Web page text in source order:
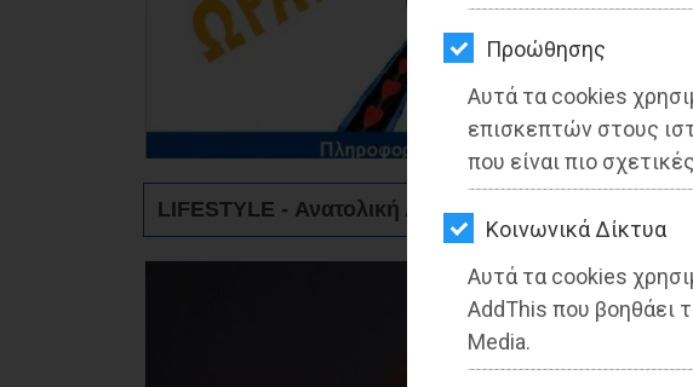
Προώθησης
Αυτά τα cookies
επισκεπτών στους
που είναι πιο
Kοινωνικά Δίκτυα
Αυτά τα cookies
AddThis που βοηθάει
Media.
ΕΞΟΔΟΣ
ΠΕΡΙΒΑΛΛΟΝ
ΚΑΤΟΙΚΙΔΙΟ
LIFESTYLE - Ανατολική Αττική